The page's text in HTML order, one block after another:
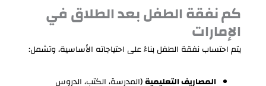
كم نفقة الطفل بعد الطلاق في
الإمارات
يتم احتساب نفقة الطفل بناءً على احتياجاته الأساسية، وتشمل:
المصاريف التعليمية(المدرسة، الكتب، الدروس